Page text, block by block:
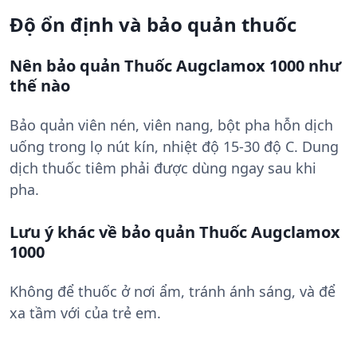
Độ ổn định và bảo quản thuốc
Nên bảo quản Thuốc Augclamox 1000 như
thế nào
Bảo quản viên nén, viên nang, bột pha hỗn dịch
uống trong lọ nút kín, nhiệt độ 15-30 độ C. Dung
dịch thuốc tiêm phải được dùng ngay sau khi
pha.
Lưu ý khác về bảo quản Thuốc Augclamox
1000
Không để thuốc ở nơi ẩm, tránh ánh sáng, và để
xa tầm với của trẻ em.